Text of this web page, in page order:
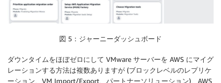
図 5：ジャーニーダッシュボード
ダウンタイムをほぼゼロにして VMware サーバーを AWS にマイグ
レーションする方法は複数ありますが (ブロックレベルのレプリケ
ーション、VM Import/Export、パートナーソリューション)、AWS